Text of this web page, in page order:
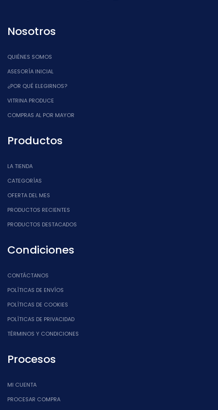
Nosotros
QUIÉNES SOMOS
ASESORÍA INICIAL
¿POR QUÉ ELEGIRNOS?
VITRINA PRODUCE
COMPRAS AL POR MAYOR
Productos
LA TIENDA
CATEGORÍAS
OFERTA DEL MES
PRODUCTOS RECIENTES
PRODUCTOS DESTACADOS
Condiciones
CONTÁCTANOS
POLÍTICAS DE ENVÍOS
POLÍTICAS DE COOKIES
POLÍTICAS DE PRIVACIDAD
TÉRMINOS Y CONDICIONES
Procesos
MI CUENTA
PROCESAR COMPRA